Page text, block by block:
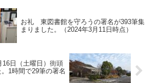
お礼 東図書館を守ろうの署名が393筆集
まりました。（2024年3月11日時点）
日（土曜日）街頭
1時間で29筆の署名